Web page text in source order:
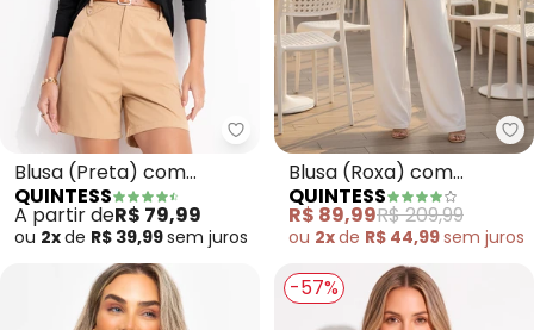
Quintess - Blusa (Preta) com
Blusa (Preta) com
Mangas 3/4
QUINTESS
A partir deR$ 79,99
ou 2xde R$ 39,99sem juros
Blusa (Roxa) com
Mangas Amplas e Botões
QUINTESS
R$ 89,99R$ 209,99
ou 2xde R$ 44,99sem juros
-57%